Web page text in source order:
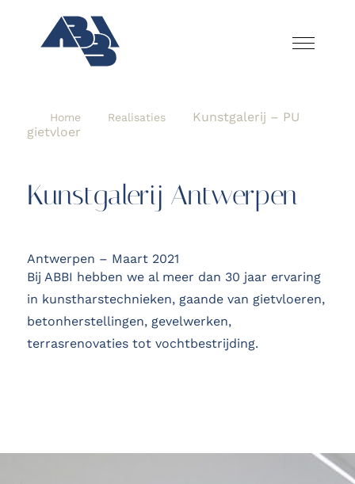
Home Realisaties
Kunstgalerij – PU
gietvloer
Kunstgalerij Antwerpen
Antwerpen – Maart 2021
Bij ABBI hebben we al meer dan 30 jaar ervaring
in kunstharstechnieken, gaande van gietvloeren,
betonherstellingen, gevelwerken,
terrasrenovaties tot vochtbestrijding.